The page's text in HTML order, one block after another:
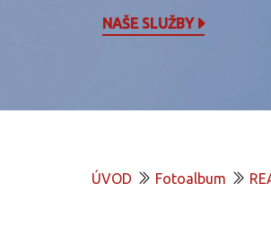
NAŠE SLUŽBY
ÚVOD Fotoalbum